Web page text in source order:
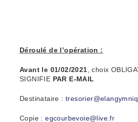
Déroulé de l’opération :
Avant le 01/02/2021 , choix
SIGNIFIE PAR E-MAIL
Destinataire :
Copie :egcourbevoie@live.fr